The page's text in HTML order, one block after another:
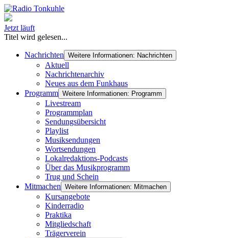
Jetzt läuft
Titel wird gelesen...
Nachrichten Weitere Informationen: Nachrichten
Aktuell
Nachrichtenarchiv
Neues aus dem Funkhaus
Programm Weitere Informationen: Programm
Livestream
Programmplan
Sendungsübersicht
Playlist
Musiksendungen
Wortsendungen
Lokalredaktions-Podcasts
Über das Musikprogramm
Trug und Schein
Mitmachen Weitere Informationen: Mitmachen
Kursangebote
Kinderradio
Praktika
Mitgliedschaft
Trägerverein